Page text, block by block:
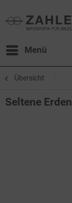
Menü
Übersicht
Seltene Erden